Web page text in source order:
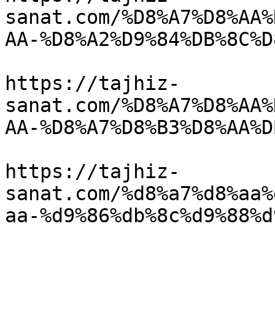
sanat.com/
AA-
https://tajhiz-
sanat.com/
AA-
https://tajhiz-
sanat.com/
aa-